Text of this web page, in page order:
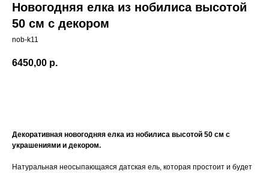
Новогодняя елка из нобилиса высотой
50 см с декором
nob-k11
6450,00 р.
Декоративная новогодняя елка из нобилиса высотой 50 см с
украшениями и декором.
Натуральная неосыпающаяся датская ель, которая простоит и будет